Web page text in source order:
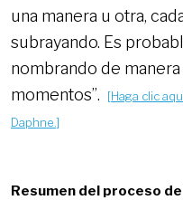
una manera u otra,
subrayando. Es
nombrando de
momentos”.
[Haga clic
Daphne.]
Resumen del proceso